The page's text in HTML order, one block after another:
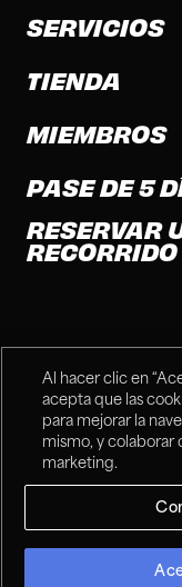
SERVICIOS
TIENDA
MIEMBROS
PASE DE 5
RESERVAR
RECORRIDO
Al hacer clic en
acepta que las
para mejorar la
mismo, y colaborar
marketing.